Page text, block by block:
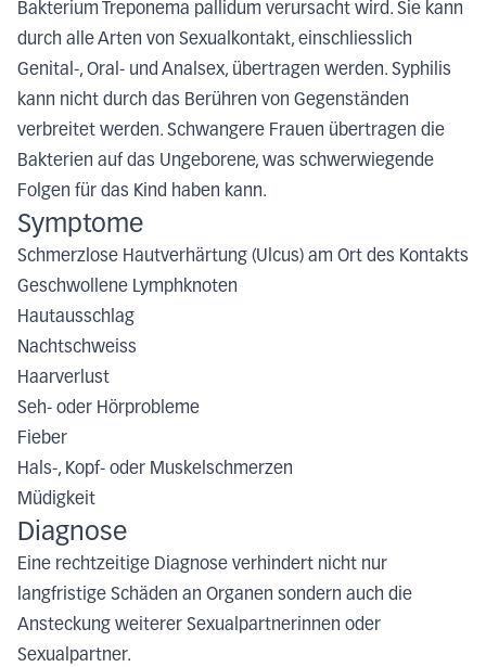
Bakterium Treponema pallidum verursacht wird. Sie kann
durch alle Arten von Sexualkontakt, einschliesslich
Genital-, Oral- und Analsex, übertragen werden. Syphilis
kann nicht durch das Berühren von Gegenständen
verbreitet werden. Schwangere Frauen übertragen die
Bakterien auf das Ungeborene, was schwerwiegende
Folgen für das Kind haben kann.
Symptome
Schmerzlose Hautverhärtung (Ulcus) am Ort des Kontakts
Geschwollene Lymphknoten
Hautausschlag
Nachtschweiss
Haarverlust
Seh- oder Hörprobleme
Fieber
Hals-, Kopf- oder Muskelschmerzen
Müdigkeit
Diagnose
Eine rechtzeitige Diagnose verhindert nicht nur
langfristige Schäden an Organen sondern auch die
Ansteckung weiterer Sexualpartnerinnen oder
Sexualpartner.